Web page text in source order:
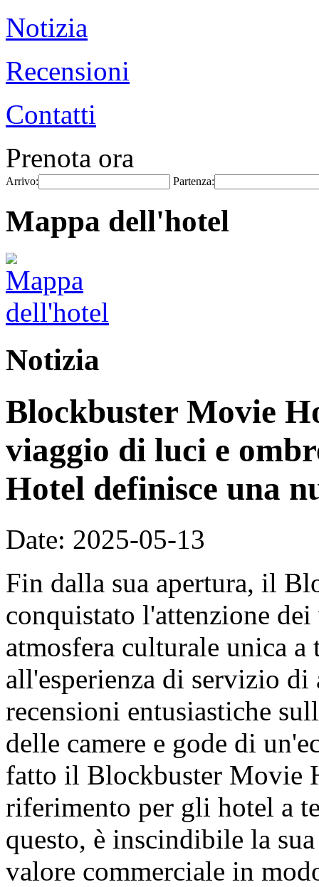
Notizia
Recensioni
Contatti
Prenota ora
Arrivo: Partenza:
Mappa dell'hotel
Notizia
Blockbuster Movie
viaggio di luci e
Hotel definisce una
Date: 2025-05-13
Fin dalla sua apertura, il
conquistato l'attenzione
atmosfera culturale unica a
all'esperienza di servizio
recensioni entusiastiche
delle camere e gode di
fatto il Blockbuster Movie
riferimento per gli hotel a
questo, è inscindibile la
valore commerciale in